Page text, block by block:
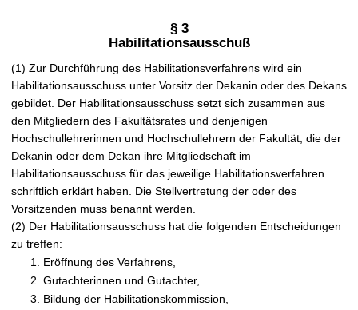
§ 3
Habilitationsausschuß
(1) Zur Durchführung des Habilitationsverfahrens wird ein
Habilitationsausschuss unter Vorsitz der Dekanin oder des Dekans
gebildet. Der Habilitationsausschuss setzt sich zusammen aus
den Mitgliedern des Fakultätsrates und denjenigen
Hochschullehrerinnen und Hochschullehrern der Fakultät, die der
Dekanin oder dem Dekan ihre Mitgliedschaft im
Habilitationsausschuss für das jeweilige Habilitationsverfahren
schriftlich erklärt haben. Die Stellvertretung der oder des
Vorsitzenden muss benannt werden.
(2) Der Habilitationsausschuss hat die folgenden Entscheidungen
zu treffen:
Eröffnung des Verfahrens,
Gutachterinnen und Gutachter,
Bildung der Habilitationskommission,